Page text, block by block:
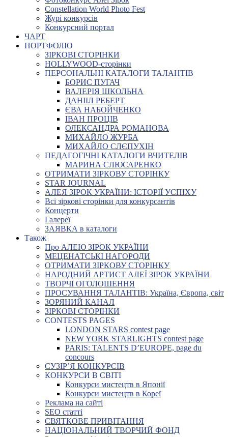
Constellation World Photo Fest
Журі конкурсів
Конкурсний портал
ЧАРТ
ПОРТФОЛІО
ЗІРКОВІ СТОРІНКИ
HOLLYWOOD-сторінки
ПЕРСОНАЛЬНІ КАТАЛОГИ ТАЛАНТІВ
БОРИС ПУГАЧ
ВАЛЕРІЯ ШКОЛЬНА
ДАНІІЛ РЕБЕРТ
ЄВА НАБОЙЧЕНКО
ІВАН ПРОЦІВ
ОЛЕКСАНДРА РОМАНОВА
МИХАЙЛО ЖУРБА
МИХАЙЛО СЛЄПУХІН
ПЕДАГОГІЧНІ КАТАЛОГИ ВЧИТЕЛІВ
МАРИНА СЛЮСАРЕНКО
ОТРИМАТИ ЗІРКОВУ СТОРІНКУ
STAR JOURNAL
АЛЕЯ ЗІРОК УКРАЇНИ: ІСТОРІЇ УСПІХУ
Всі зіркові сторінки для конкурсантів
Концерти
Галереї
ЗАЯВКА в каталоги
Також
Про АЛЕЮ ЗІРОК УКРАЇНИ
МЕЦЕНАТСЬКІ НАГОРОДИ
ОТРИМАТИ ЗІРКОВУ СТОРІНКУ
НАРОДНИЙ АРТИСТ АЛЕЇ ЗІРОК УКРАЇНИ
ТВОРЧІ ОГОЛОШЕННЯ
ПРОСУВАННЯ ТАЛАНТІВ: Україна, Європа, світ
ЗОРЯНИЙ КАНАЛ
ЗІРКОВІ СТОРІНКИ
CONTESTS PAGES
LONDON STARS contest page
NEW YORK STARLIGHTS contest page
PARIS: TALENTS D’EUROPE, page du
concours
СУЗІР’Я КОНКУРСІВ
КОНКУРСИ В СВІТІ
Конкурси мистецтв в Японії
Конкурси мистецтв в Кореї
Реклама на сайті
SEO статті
СВЯТКОВЕ ПРИВІТАННЯ
НАЦІОНАЛЬНИЙ ТВОРЧИЙ ФОНД